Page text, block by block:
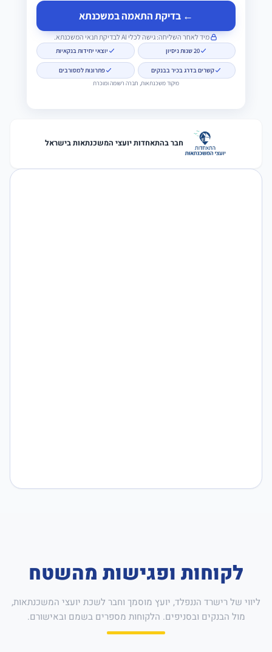
← בדיקת התאמה במשכנתא
מיד לאחר השליחה: גישה לכלי AI לבדיקת תנאי המשכנתא.
20 שנות ניסיון יוצאי יחידות בנקאיות
קשרים בדרג בכיר בבנקים פתרונות למסורבים
מיקוד משכנתאות, חברה רשומה ומוכרת
חבר בהתאחדות יועצי המשכנתאות בישראל
לקוחות ופגישות מהשטח
ליווי של רישרד הננפלד, יועץ מוסמך וחבר לשכת יועצי המשכנתאות,
מול הבנקים ובסניפים. הלקוחות מספרים בשמם ובאישורם.